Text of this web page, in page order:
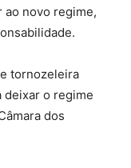
ao novo regime,
tornozeleira
deixar o regime
dos